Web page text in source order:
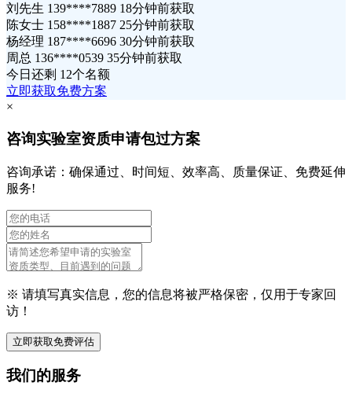
刘先生 139****7889 18分钟前获取
陈女士 158****1887 25分钟前获取
杨经理 187****6696 30分钟前获取
周总 136****0539 35分钟前获取
今日还剩 12个名额
立即获取免费方案
×
咨询实验室资质申请包过方案
咨询承诺：确保通过、时间短、效率高、质量保证、免费延伸
服务!
※ 请填写真实信息，您的信息将被严格保密，仅用于专家回
访！
立即获取免费评估
我们的服务